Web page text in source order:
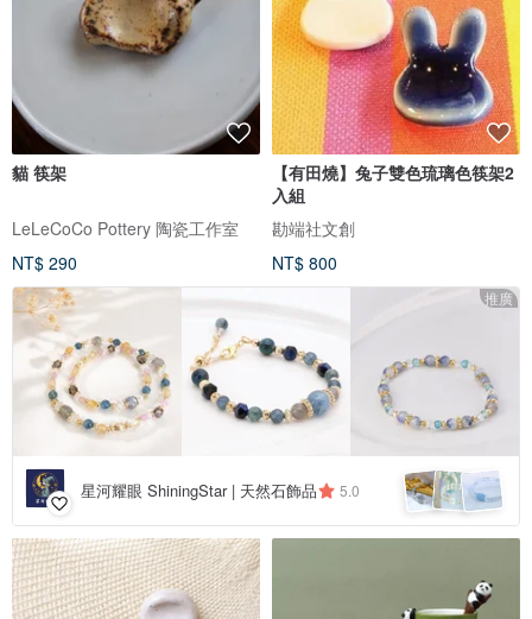
貓 筷架
LeLeCoCo Pottery 陶瓷工作室
NT$ 290
【有田燒】兔子雙色琉璃色筷架2
入組
勘端社文創
NT$ 800
推廣
星河耀眼 ShiningStar | 天然石飾品 5.0